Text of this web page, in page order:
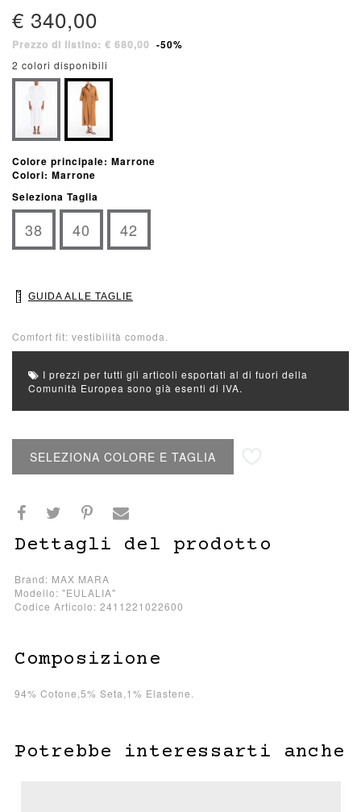
€ 340,00
Prezzo di listino: € 680,00 -50%
2 colori disponibili
Colore principale: Marrone
Colori: Marrone
Seleziona Taglia
38 40 42
GUIDA ALLE TAGLIE
Comfort fit: vestibilità comoda.
I prezzi per tutti gli articoli esportati al di fuori della
Comunità Europea sono già esenti di IVA.
SELEZIONA COLORE E TAGLIA
Dettagli del prodotto
Brand: MAX MARA
Modello: "EULALIA"
Codice Articolo: 2411221022600
Composizione
94% Cotone,5% Seta,1% Elastene.
Potrebbe interessarti anche